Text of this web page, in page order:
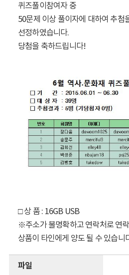
퀴즈풀이참여자 중
50문제 이상 풀이자에 대하여 추첨
선정하였습니다.
당첨을 축하드립니다!
□ 상 품 : 16GB USB
※주소가 불명확하고 연락처로 연
상품이 타인에게 양도 될 수 있습니
파일